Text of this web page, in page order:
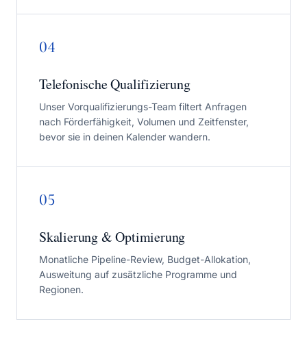
04
Telefonische Qualifizierung
Unser Vorqualifizierungs-Team filtert Anfragen
nach Förderfähigkeit, Volumen und Zeitfenster,
bevor sie in deinen Kalender wandern.
05
Skalierung & Optimierung
Monatliche Pipeline-Review, Budget-Allokation,
Ausweitung auf zusätzliche Programme und
Regionen.